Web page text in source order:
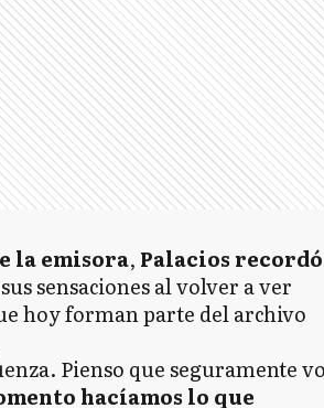
la emisora, Palacios recordó
sensaciones al volver a ver
hoy forman parte del archivo
Pienso que seguramente
hacíamos lo que